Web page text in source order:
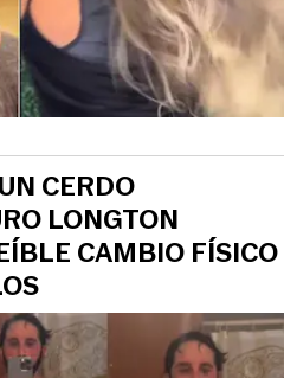
CERDO
LONGTON
CAMBIO FÍSICO